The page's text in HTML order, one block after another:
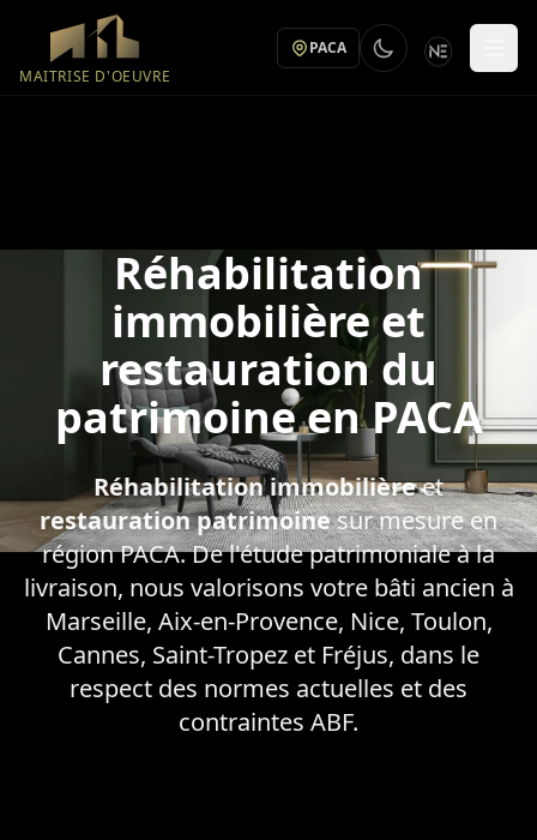
Aller au contenu principal
MAITRISE D'OEUVRE
PACA
Réhabilitation
immobilière et
restauration du
patrimoine en PACA
Réhabilitation immobilièreet
restauration patrimoinesur mesure en
région PACA. De l'étude patrimoniale à la
livraison, nous valorisons votre bâti ancien à
Marseille, Aix-en-Provence, Nice, Toulon,
Cannes, Saint-Tropez et Fréjus, dans le
respect des normes actuelles et des
contraintes ABF.